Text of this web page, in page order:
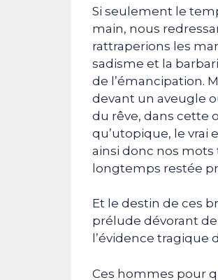
Si seulement le
main, nous
rattraperions les
sadisme et la
de l’émancipation.
devant un aveugle
du rêve, dans cette
qu’utopique, le vrai
ainsi donc nos
longtemps restée
Et le destin de ces
prélude dévorant de
l’évidence tragique
Ces hommes pour